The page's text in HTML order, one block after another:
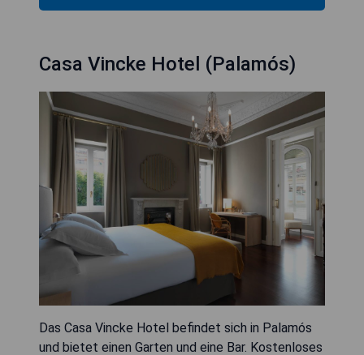
Casa Vincke Hotel (Palamós)
Das Casa Vincke Hotel befindet sich in Palamós
und bietet einen Garten und eine Bar. Kostenloses